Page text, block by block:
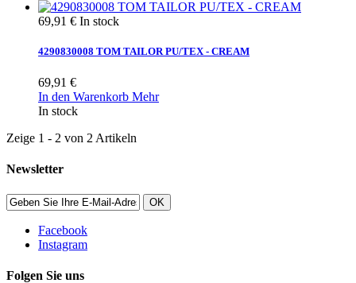
69,91 € In stock
4290830008 TOM TAILOR PU/TEX - CREAM
69,91 €
In den Warenkorb Mehr
In stock
Zeige 1 - 2 von 2 Artikeln
Newsletter
OK
Facebook
Instagram
Folgen Sie uns